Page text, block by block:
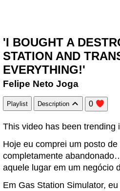
'I BOUGHT A
STATION AND
EVERYTHING!'
Felipe Neto Joga
Playlist Description 0
This video has been trending
Hoje eu comprei um posto
completamente
aquele lugar em um negócio
Em Gas Station Simulator,